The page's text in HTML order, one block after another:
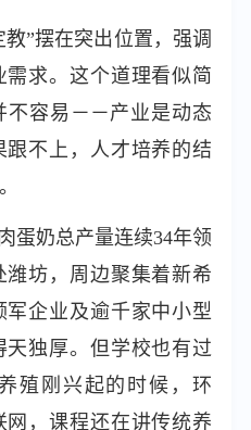
教”摆在突出位置，强调
求。这个道理看似简
容易－－产业是动态
不上，人才培养的结
蛋奶总产量连续34年领
坊，周边聚集着新希
企业及逾千家中小型
独厚。但学校也有过
殖刚兴起的时候，环
，课程还在讲传统养